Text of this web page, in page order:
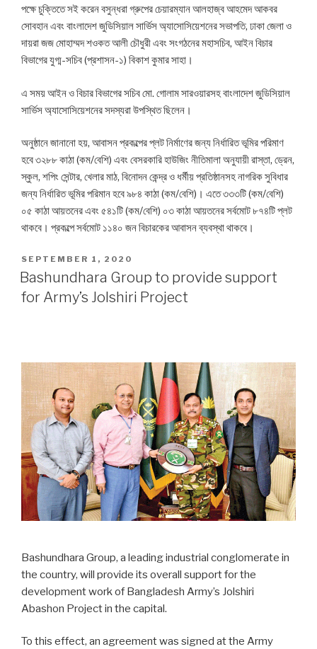
পক্ষে চুক্তিতে সই করেন বসুন্ধরা গ্রুপের চেয়ারম্যান আলহাজ্ব আহমেদ আকবর
সোবহান এবং বাংলাদেশ জুডিসিয়াল সার্ভিস অ্যাসোসিয়েশনের সভাপতি, ঢাকা জেলা ও
দায়রা জজ মোহাম্মদ শওকত আলী চৌধুরী এবং সংগঠনের মহাসচিব, আইন বিচার
বিভাগের যুগ্ম-সচিব (প্রশাসন-১) বিকাশ কুমার সাহা।
এ সময় আইন ও বিচার বিভাগের সচিব মো. গোলাম সারওয়ারসহ বাংলাদেশ জুডিসিয়াল
সার্ভিস অ্যাসোসিয়েশনের সদস্যরা উপস্থিত ছিলেন।
অনুষ্ঠানে জানানো হয়, আবাসন প্রকল্পের প্লট নির্মাণের জন্য নির্ধারিত ভূমির পরিমাণ
হবে ৩২৮৮ কাঠা (কম/বেশি) এবং বেসরকারি হাউজিং নীতিমালা অনুযায়ী রাস্তা, ড্রেন,
স্কুল, শপিং সেন্টার, খেলার মাঠ, বিনোদন কেন্দ্র ও ধর্মীয় প্রতিষ্ঠানসহ নাগরিক সুবিধার
জন্য নির্ধারিত ভূমির পরিমান হবে ৯৮৪ কাঠা (কম/বেশি)। এতে ৩৩৩টি (কম/বেশি)
০৫ কাঠা আয়তনের এবং ৫৪১টি (কম/বেশি) ০৩ কাঠা আয়তনের সর্বমোট ৮৭৪টি প্লট
থাকবে। প্রকল্পে সর্বমোট ১১৪০ জন বিচারকের আবাসন ব্যবস্থা থাকবে।
POSTED
ON
SEPTEMBER 1, 2020
Bashundhara Group to provide support
for Army’s Jolshiri Project
Bashundhara Group, a leading industrial conglomerate in
the country, will provide its overall support for the
development work of Bangladesh Army’s Jolshiri
Abashon Project in the capital.
To this effect, an agreement was signed at the Army